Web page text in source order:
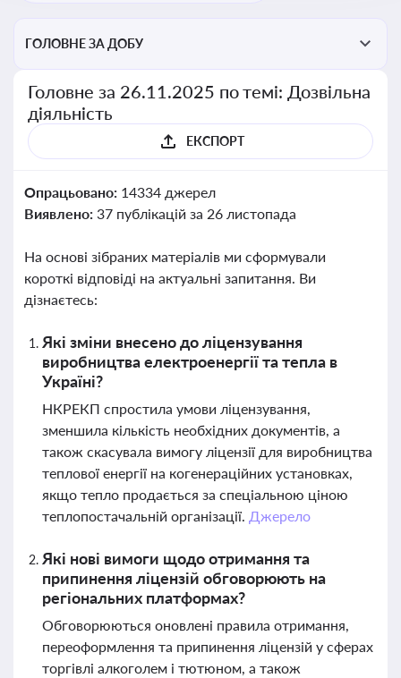
ГОЛОВНЕ ЗА ДОБУ
Головне за 26.11.2025 по темі: Дозвільна
діяльність
ЕКСПОРТ
Опрацьовано: 14334 джерел
Виявлено: 37 публікацій за 26 листопада
На основі зібраних матеріалів ми сформували
короткі відповіді на актуальні запитання. Ви
дізнаєтесь:
Які зміни внесено до ліцензування
виробництва електроенергії та тепла в
Україні?
НКРЕКП спростила умови ліцензування,
зменшила кількість необхідних документів, а
також скасувала вимогу ліцензії для виробництва
теплової енергії на когенераційних установках,
якщо тепло продається за спеціальною ціною
теплопостачальній організації. Джерело
Які нові вимоги щодо отримання та
припинення ліцензій обговорюють на
регіональних платформах?
Обговорюються оновлені правила отримання,
переоформлення та припинення ліцензій у сферах
торгівлі алкоголем і тютюном, а також